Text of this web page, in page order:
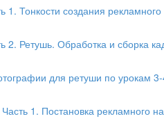
Тонкости создания
Ретушь. Обработка и сборка
для ретуши по урокам
1. Постановка рекламного